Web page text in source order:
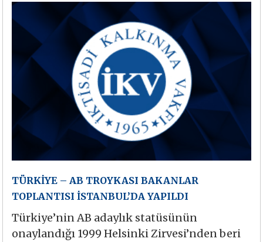
TÜRKİYE – AB TROYKASI BAKANLAR
TOPLANTISI İSTANBUL’DA YAPILDI
Türkiye’nin AB adaylık statüsünün
onaylandığı 1999 Helsinki Zirvesi’nden beri